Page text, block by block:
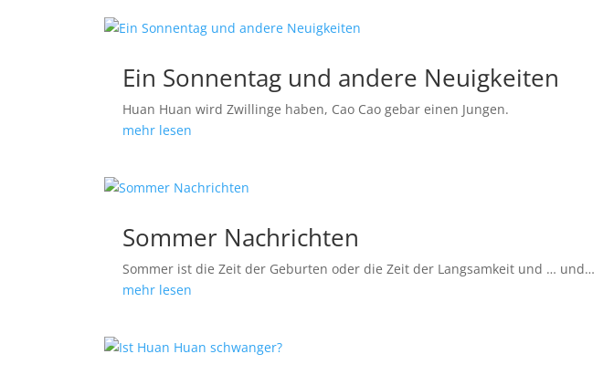
Ein Sonnentag und andere Neuigkeiten
Huan Huan wird Zwillinge haben, Cao Cao gebar einen Jungen.
mehr lesen
Sommer Nachrichten
Sommer ist die Zeit der Geburten oder die Zeit der Langsamkeit und … und…
mehr lesen